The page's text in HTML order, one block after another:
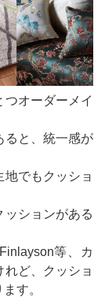
オーダーメイ
ると、統一感が
でもクッショ
ッションがある
Finlayson等、カ
ど、クッショ
す。